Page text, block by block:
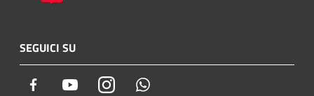
SEGUICI SU
Facebook YoutubeInstagram